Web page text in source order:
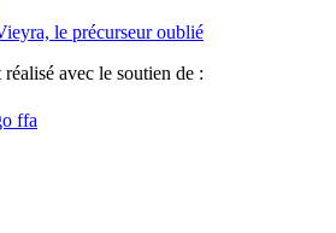
le précurseur oublié
réalisé avec le soutien de :